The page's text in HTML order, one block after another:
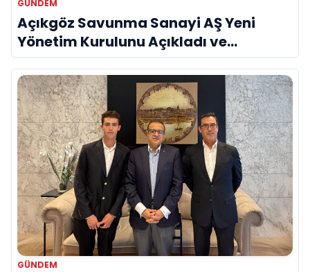
GÜNDEM
Açıkgöz Savunma Sanayi AŞ Yeni
Yönetim Kurulunu Açıkladı ve
Savunma Sanayinde Küresel Vizyon
Vurgusu
GÜNDEM